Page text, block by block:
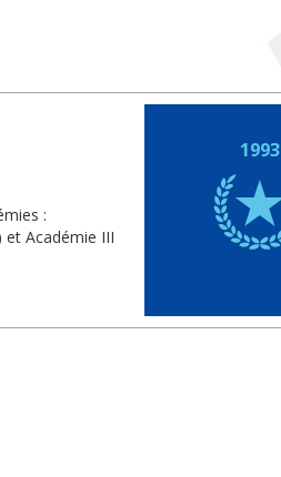
:
et Académie III
1993